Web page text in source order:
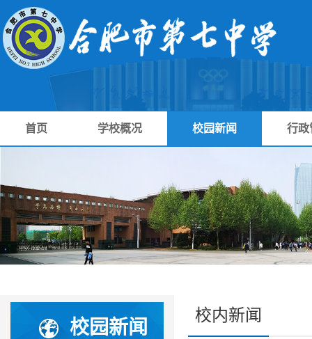
首页 学校概况 校园新闻 行政
校园新闻
校内新闻